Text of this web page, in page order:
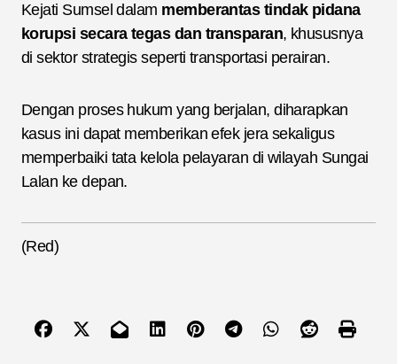
Kejati Sumsel dalam memberantas tindak pidana
korupsi secara tegas dan transparan, khususnya
di sektor strategis seperti transportasi perairan.
Dengan proses hukum yang berjalan, diharapkan
kasus ini dapat memberikan efek jera sekaligus
memperbaiki tata kelola pelayaran di wilayah Sungai
Lalan ke depan.
(Red)